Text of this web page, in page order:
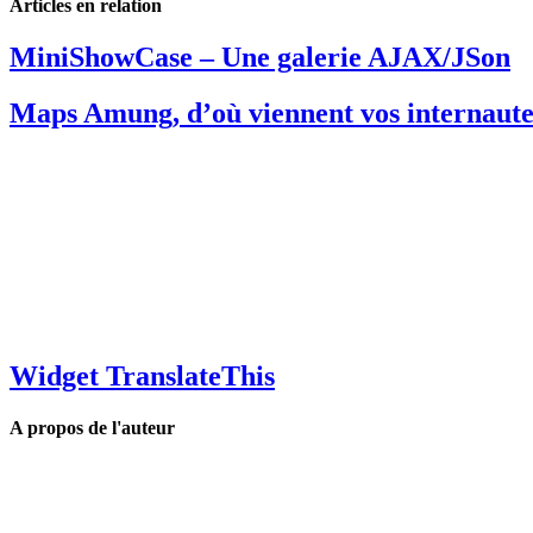
Articles en relation
MiniShowCase – Une galerie AJAX/JSon
Maps Amung, d’où viennent vos
Widget TranslateThis
A propos de l'auteur